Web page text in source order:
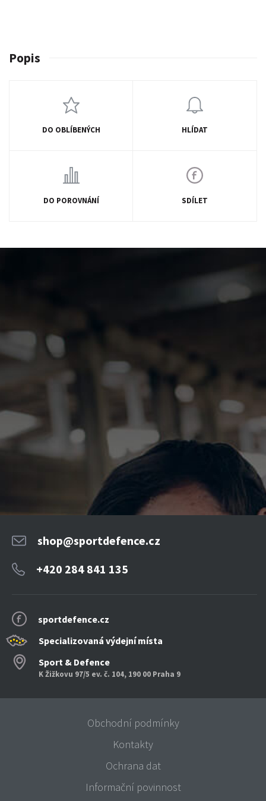
Popis
DO OBLÍBENÝCH HLÍDAT
DO POROVNÁNÍ SDÍLET
sportdefence.cz
Specializovaná výdejní místa
Sport & Defence
K Žižkovu 97/5 ev. č. 104, 190 00 Praha 9
shop@sportdefence.cz
+420 284 841 135
Obchodní podmínky
Kontakty
Ochrana dat
Informační povinnost